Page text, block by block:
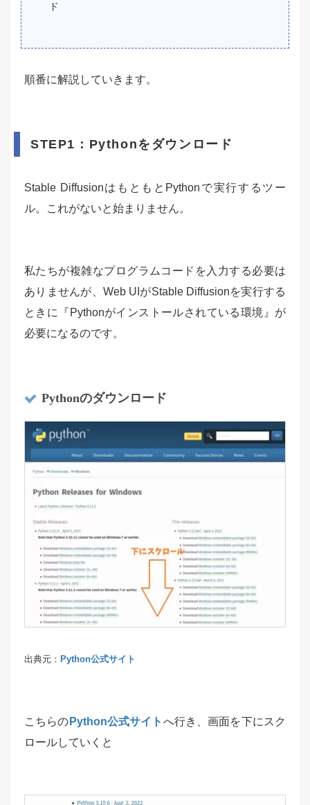
ド
順番に解説していきます。
STEP1：Pythonをダウンロード
Stable DiffusionはもともとPythonで実行するツー
ル。これがないと始まりません。
私たちが複雑なプログラムコードを入力する必要は
ありませんが、Web UIがStable Diffusionを実行する
ときに『Pythonがインストールされている環境』が
必要になるのです。
Pythonのダウンロード
出典元： Python公式サイト
こちらの Python公式サイト へ行き、画面を下にスク
ロールしていくと